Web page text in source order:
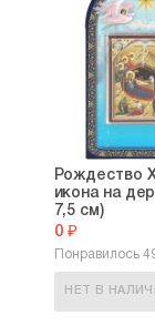
Рождество
икона на
7,5 см)
0 ₽
Понравилось
НЕТ В